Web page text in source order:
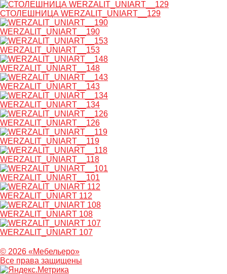
СТОЛЕШНИЦА WERZALIT_UNIART__129
WERZALIT_UNIART__190
WERZALIT_UNIART__153
WERZALIT_UNIART__148
WERZALIT_UNIART__143
WERZALIT_UNIART__134
WERZALIT_UNIART__126
WERZALIT_UNIART__119
WERZALIT_UNIART__118
WERZALIT_UNIART__101
WERZALIT_UNIART 112
WERZALIT_UNIART 108
WERZALIT_UNIART 107
© 2026 «Мебельеро»
Bce права защищены